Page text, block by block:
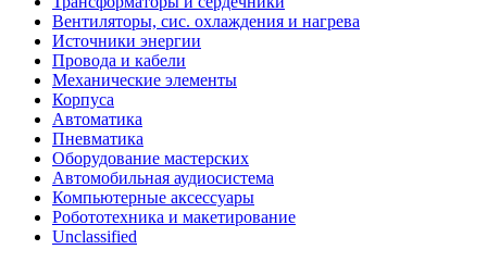
Вентиляторы, сис. охлаждения и нагрева
Источники энергии
Провода и кабели
Механические элементы
Корпуса
Автоматика
Пневматика
Оборудование мастерских
Автомобильная аудиосистема
Компьютерные аксессуары
Робототехника и макетирование
Unclassified